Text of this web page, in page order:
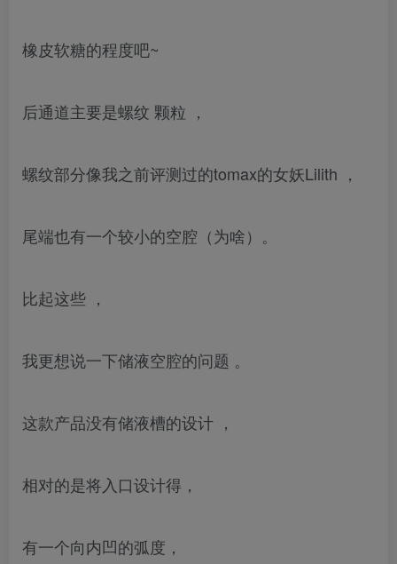
橡皮软糖的程度吧~
后通道主要是螺纹 颗粒 ，
螺纹部分像我之前评测过的tomax的女妖Lilith ，
尾端也有一个较小的空腔（为啥）。
比起这些 ，
我更想说一下储液空腔的问题 。
这款产品没有储液槽的设计 ，
相对的是将入口设计得，
有一个向内凹的弧度，